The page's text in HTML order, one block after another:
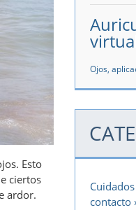
Esto
ciertos
ardor.
Ojos,
contacto